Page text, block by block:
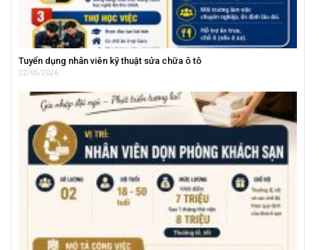
Tuyển dụng nhân viên kỹ thuật sửa chữa ô tô
22/05/2026